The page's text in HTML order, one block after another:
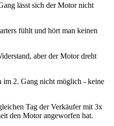
lässt sich der Motor nicht
fühlt und hört man keinen
aber der Motor dreht
im 2. Gang nicht möglich - keine
Tag der Verkäufer mit 3x
den Motor angeworfen hat.